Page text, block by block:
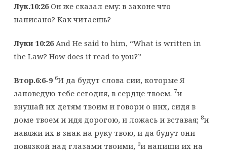
Лук.10:26Он же сказал ему: в законе что
написано? Как читаешь?
Луки 10:26And He said to him, “What is written in
the Law? How does it read to you?”
Втор.6:6-9 6И да будут слова сии, которые Я
заповедую тебе сегодня, в сердце твоем. 7и
внушай их детям твоим и говори о них, сидя в
доме твоем и идя дорогою, и ложась и вставая; 8и
навяжи их в знак на руку твою, и да будут они
повязкой над глазами твоими, 9и напиши их на